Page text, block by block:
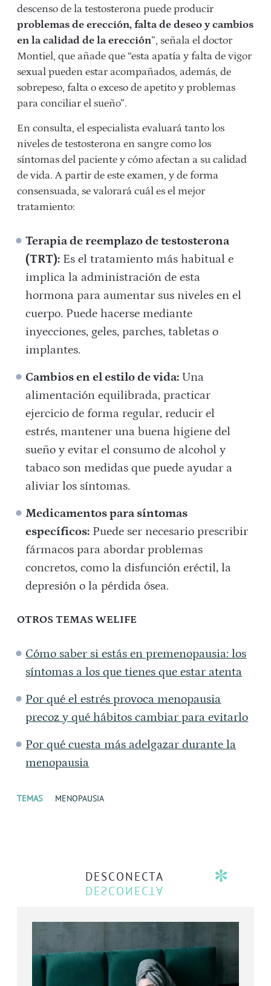
descenso de la testosterona puede producir
problemas de erección, falta de deseo y cambios
en la calidad de la erección”, señala el doctor
Montiel, que añade que “esta apatía y falta de vigor
sexual pueden estar acompañados, además, de
sobrepeso, falta o exceso de apetito y problemas
para conciliar el sueño”.
En consulta, el especialista evaluará tanto los
niveles de testosterona en sangre como los
síntomas del paciente y cómo afectan a su calidad
de vida. A partir de este examen, y de forma
consensuada, se valorará cuál es el mejor
tratamiento:
Terapia de reemplazo de testosterona
(TRT): Es el tratamiento más habitual e
implica la administración de esta
hormona para aumentar sus niveles en el
cuerpo. Puede hacerse mediante
inyecciones, geles, parches, tabletas o
implantes.
Cambios en el estilo de vida: Una
alimentación equilibrada, practicar
ejercicio de forma regular, reducir el
estrés, mantener una buena higiene del
sueño y evitar el consumo de alcohol y
tabaco son medidas que puede ayudar a
aliviar los síntomas.
Medicamentos para síntomas
específicos: Puede ser necesario prescribir
fármacos para abordar problemas
concretos, como la disfunción eréctil, la
depresión o la pérdida ósea.
OTROS TEMAS WELIFE
Cómo saber si estás en premenopausia: los
síntomas a los que tienes que estar atenta
Por qué el estrés provoca menopausia
precoz y qué hábitos cambiar para evitarlo
Por qué cuesta más adelgazar durante la
menopausia
TEMAS MENOPAUSIA
DESCONECTA